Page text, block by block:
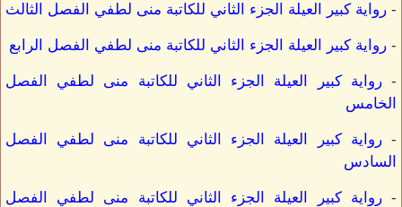
- رواية كبير العيلة الجزء الثاني للكاتبة منى لطفي الفصل الثالث
- رواية كبير العيلة الجزء الثاني للكاتبة منى لطفي الفصل الرابع
-رواية كبير العيلة الجزء الثاني للكاتبة منى لطفي الفصل
الخامس
-رواية كبير العيلة الجزء الثاني للكاتبة منى لطفي الفصل
السادس
-رواية كبير العيلة الجزء الثاني للكاتبة منى لطفي الفصل